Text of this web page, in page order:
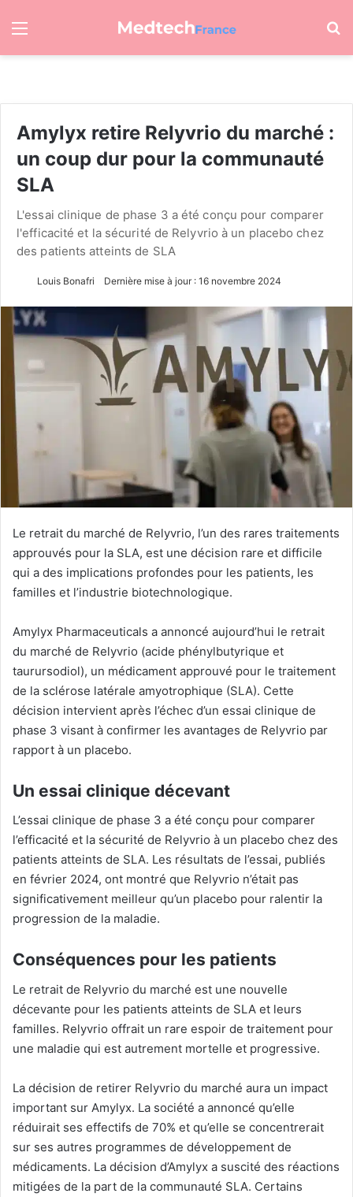
Menu
Amylyx retire Relyvrio du marché :
un coup dur pour la communauté
SLA
L'essai clinique de phase 3 a été conçu pour comparer
l'efficacité et la sécurité de Relyvrio à un placebo chez
des patients atteints de SLA
Louis Bonafri Dernière mise à jour : 16 novembre 2024
Le retrait du marché de Relyvrio, l’un des rares traitements
approuvés pour la SLA, est une décision rare et difficile
qui a des implications profondes pour les patients, les
familles et l’industrie biotechnologique.
Amylyx Pharmaceuticals a annoncé aujourd’hui le retrait
du marché de Relyvrio (acide phénylbutyrique et
taurursodiol), un médicament approuvé pour le traitement
de la sclérose latérale amyotrophique (SLA). Cette
décision intervient après l’échec d’un essai clinique de
phase 3 visant à confirmer les avantages de Relyvrio par
rapport à un placebo.
Un essai clinique décevant
L’essai clinique de phase 3 a été conçu pour comparer
l’efficacité et la sécurité de Relyvrio à un placebo chez des
patients atteints de SLA. Les résultats de l’essai, publiés
en février 2024, ont montré que Relyvrio n’était pas
significativement meilleur qu’un placebo pour ralentir la
progression de la maladie.
Conséquences pour les patients
Le retrait de Relyvrio du marché est une nouvelle
décevante pour les patients atteints de SLA et leurs
familles. Relyvrio offrait un rare espoir de traitement pour
une maladie qui est autrement mortelle et progressive.
La décision de retirer Relyvrio du marché aura un impact
important sur Amylyx. La société a annoncé qu’elle
réduirait ses effectifs de 70% et qu’elle se concentrerait
sur ses autres programmes de développement de
médicaments. La décision d’Amylyx a suscité des réactions
mitigées de la part de la communauté SLA. Certains